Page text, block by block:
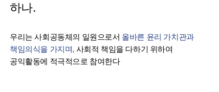
하나.
우리는 사회공동체의 일원으로서 올바른 윤리 가치관과
책임의식을 가지며, 사회적 책임을 다하기 위하여
공익활동에 적극적으로 참여한다